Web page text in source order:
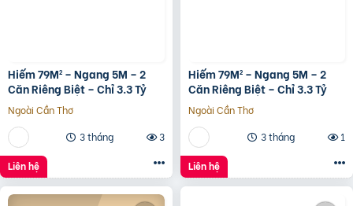
Hiếm 79M² – Ngang 5M – 2
Căn Riêng Biệt – Chỉ 3.3 Tỷ
Ngoài Cần Thơ
3 tháng
3
Liên hệ
Hiếm 79M² – Ngang 5M – 2
Căn Riêng Biệt – Chỉ 3.3 Tỷ
Ngoài Cần Thơ
3 tháng
1
Liên hệ